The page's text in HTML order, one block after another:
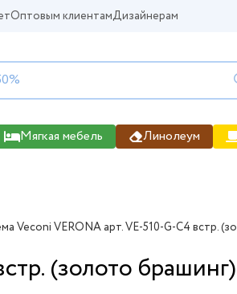
Оптовым клиентамДизайнерам
Мягкая мебель Линолеум
Veconi VERONA арт. VE-510-G-C4 встр.
(золото брашинг)